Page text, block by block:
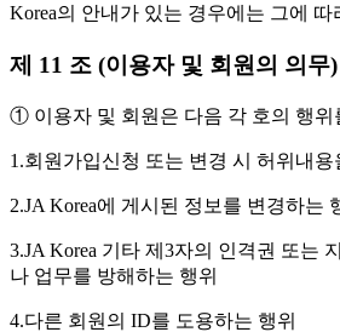
Korea의 안내가 있는 경우에는 그에 따
제 11 조 (이용자 및 회원의 의무)
① 이용자 및 회원은 다음 각 호의 행위
1.회원가입신청 또는 변경 시 허위내용
2.JA Korea에 게시된 정보를 변경하는
3.JA Korea 기타 제3자의 인격권 또는
나 업무를 방해하는 행위
4.다른 회원의 ID를 도용하는 행위